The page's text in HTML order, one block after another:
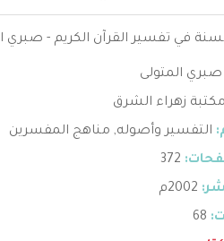
في تفسير القرآن الكريم - صبري
صبري المتولى
مكتبة زهراء الشرق
التفسير وأصوله, مناهج المفسرين
372
2002م